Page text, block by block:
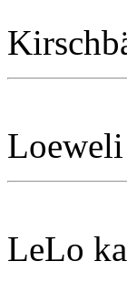
Loeweli
LeLo